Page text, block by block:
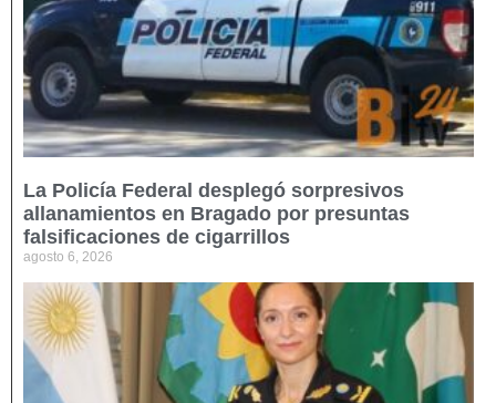
La Policía Federal desplegó sorpresivos
allanamientos en Bragado por presuntas
falsificaciones de cigarrillos
agosto 6, 2026